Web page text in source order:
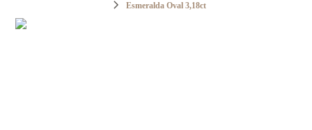
Esmeralda Oval 3,18ct